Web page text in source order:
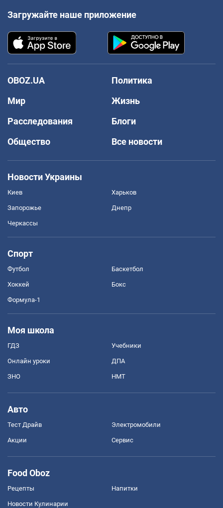
Загружайте наше приложение
OBOZ.UA
Политика
Мир
Жизнь
Расследования
Блоги
Общество
Все новости
Новости Украины
Киев Харьков
Запорожье Днепр
Черкассы
Спорт
Футбол Баскетбол
Хоккей Бокс
Формула-1
Моя школа
ГДЗ Учебники
Онлайн уроки ДПА
ЗНО НМТ
Авто
Тест Драйв Электромобили
Акции Сервис
Food Oboz
Рецепты Напитки
Новости Кулинарии